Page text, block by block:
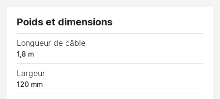
Poids et dimensions
Longueur de câble
1,8 m
Largeur
120 mm